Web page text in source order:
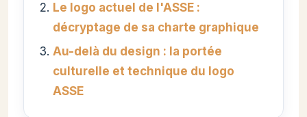
Le logo actuel de l'ASSE :
décryptage de sa charte graphique
Au-delà du design : la portée
culturelle et technique du logo
ASSE